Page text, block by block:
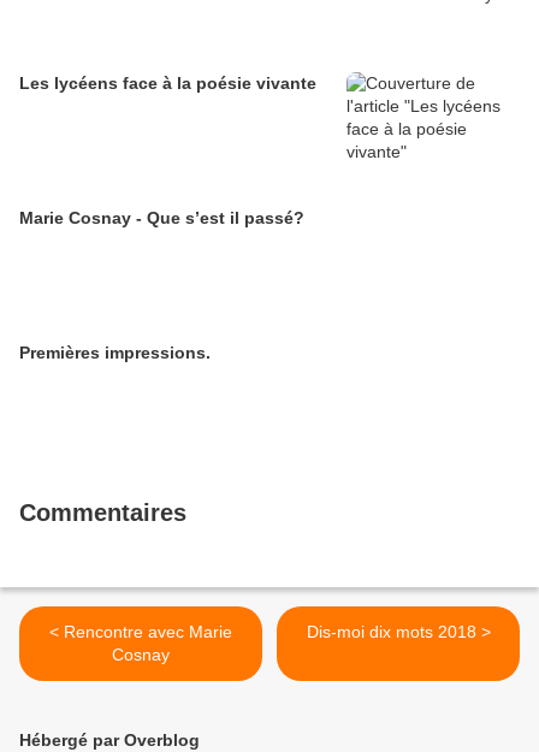
Les lycéens face à la poésie vivante
Marie Cosnay - Que s’est il passé?
Premières impressions.
Commentaires
< Rencontre avec Marie
Cosnay
Dis-moi dix mots 2018 >
Hébergé par Overblog